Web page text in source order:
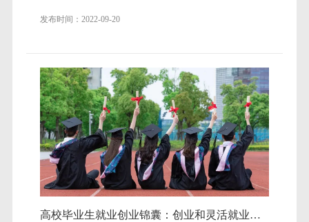
发布时间：2022-09-20
高校毕业生就业创业锦囊：创业和灵活就业，这些优惠政策帮你！